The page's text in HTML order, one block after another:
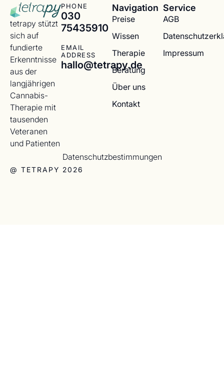
tetrapy stützt
sich auf
fundierte
Erkenntnisse
aus der
langjährigen
Cannabis-
Therapie mit
tausenden
Veteranen
und Patienten
PHONE
030
75435910
EMAIL
ADDRESS
hallo@tetrapy.de
Navigation
Preise
Wissen
Therapie
Beratung
Über uns
Kontakt
Service
AGB
Impressum
@ TETRAPY 2026
Datenschutzbestimmungen